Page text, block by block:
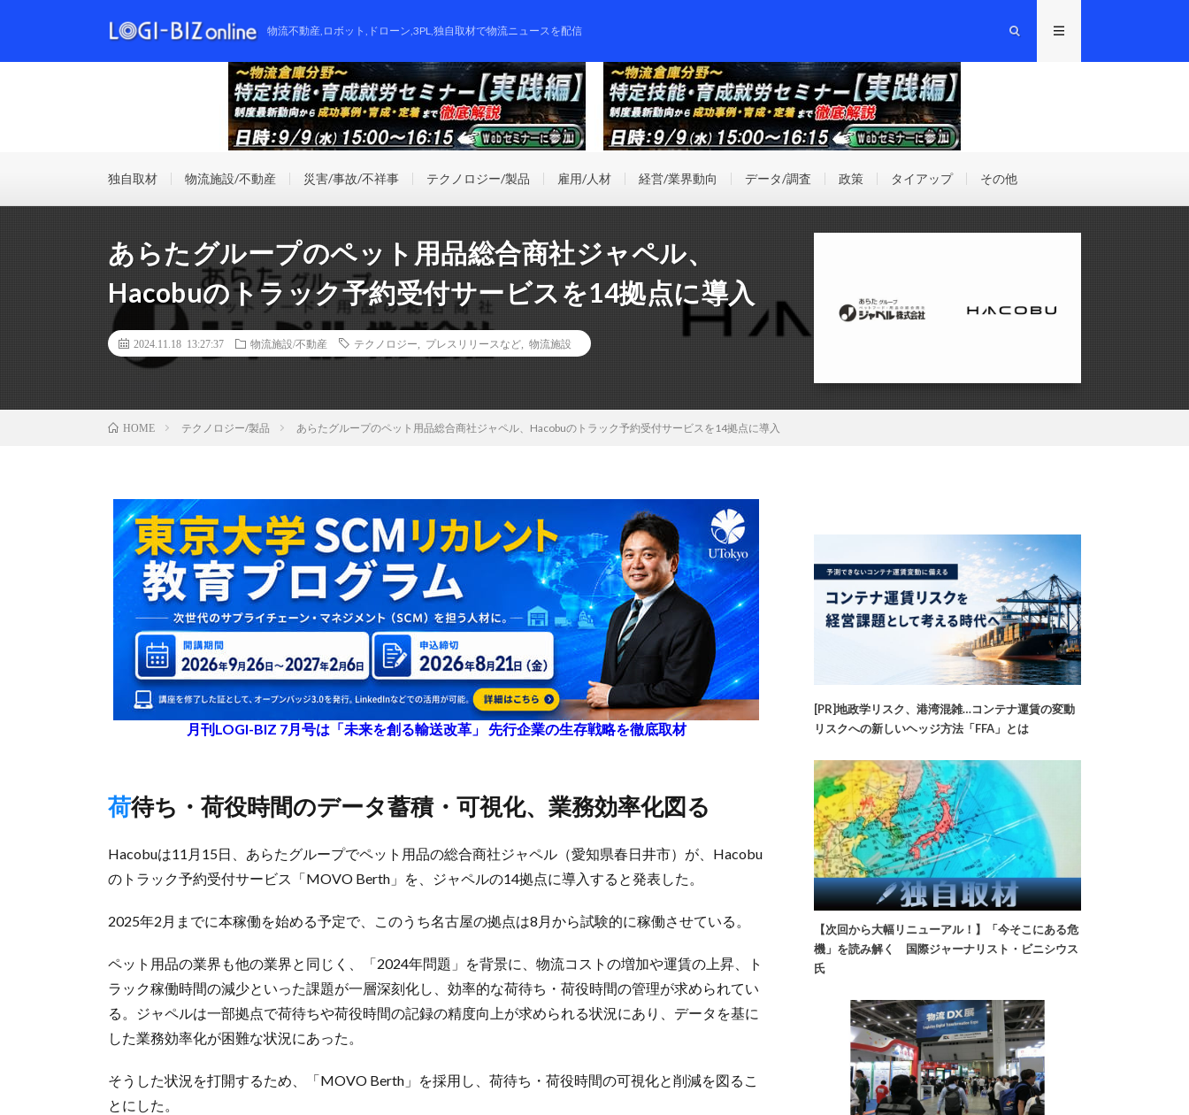
物流不動産,ロボット,ドローン,3PL,独自取材で物流ニュースを配信
独自取材 物流施設/不動産 災害/事故/不祥事 テクノロジー/製品 雇用/人材 経営/業界動向 データ/調査 政策 タイアップ その他
あらたグループのペット用品総合商社ジャペル、
Hacobuのトラック予約受付サービスを14拠点に導入
2024.11.18 13:27:37 物流施設/不動産 テクノロジー プレスリリースなど 物流施設
HOME テクノロジー/製品 あらたグループのペット用品総合商社ジャペル、Hacobuのトラック予約受付サービスを14拠点に導入
月刊LOGI-BIZ 7月号は「未来を創る輸送改革」 先行企業の生存戦略を徹底取材
荷待ち・荷役時間のデータ蓄積・可視化、業務効率化図る
Hacobuは11月15日、あらたグループでペット用品の総合商社ジャペル（愛知県春日井市）が、Hacobu
のトラック予約受付サービス「MOVO Berth」を、ジャペルの14拠点に導入すると発表した。
2025年2月までに本稼働を始める予定で、このうち名古屋の拠点は8月から試験的に稼働させている。
ペット用品の業界も他の業界と同じく、「2024年問題」を背景に、物流コストの増加や運賃の上昇、ト
ラック稼働時間の減少といった課題が一層深刻化し、効率的な荷待ち・荷役時間の管理が求められてい
る。ジャペルは一部拠点で荷待ちや荷役時間の記録の精度向上が求められる状況にあり、データを基に
した業務効率化が困難な状況にあった。
そうした状況を打開するため、「MOVO Berth」を採用し、荷待ち・荷役時間の可視化と削減を図るこ
とにした。
[PR]地政学リスク、港湾混雑…コンテナ運賃の変動
リスクへの新しいヘッジ方法「FFA」とは
【次回から大幅リニューアル！】「今そこにある危
機」を読み解く 国際ジャーナリスト・ビニシウス
氏